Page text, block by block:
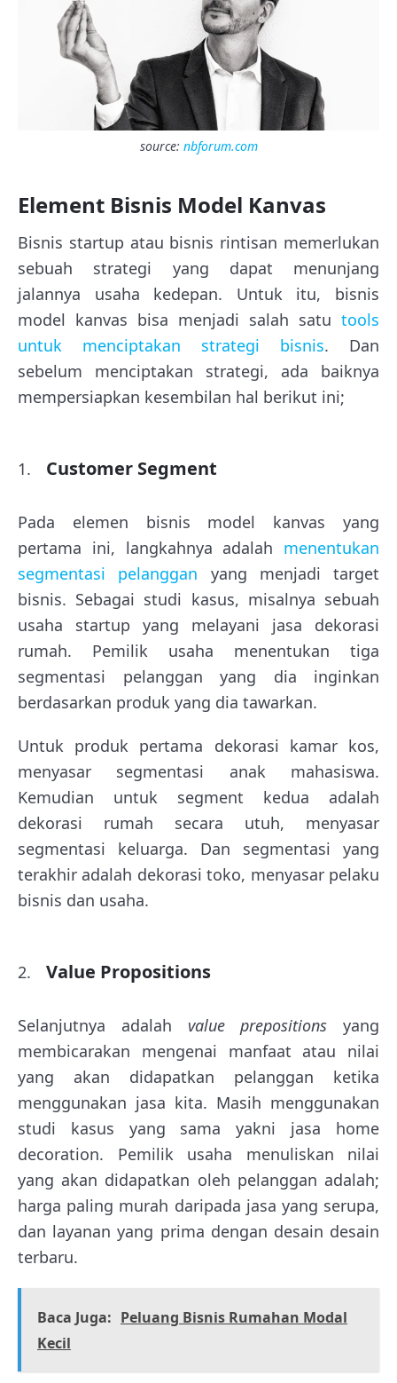
source: nbforum.com
Element Bisnis Model Kanvas
Bisnis startup atau bisnis rintisan memerlukan
sebuah strategi yang dapat menunjang
jalannya usaha kedepan. Untuk itu, bisnis
model kanvas bisa menjadi salah satu tools
untuk menciptakan strategi bisnis. Dan
sebelum menciptakan strategi, ada baiknya
mempersiapkan kesembilan hal berikut ini;
Customer Segment
Pada elemen bisnis model kanvas yang
pertama ini, langkahnya adalah menentukan
segmentasi pelanggan yang menjadi target
bisnis. Sebagai studi kasus, misalnya sebuah
usaha startup yang melayani jasa dekorasi
rumah. Pemilik usaha menentukan tiga
segmentasi pelanggan yang dia inginkan
berdasarkan produk yang dia tawarkan.
Untuk produk pertama dekorasi kamar kos,
menyasar segmentasi anak mahasiswa.
Kemudian untuk segment kedua adalah
dekorasi rumah secara utuh, menyasar
segmentasi keluarga. Dan segmentasi yang
terakhir adalah dekorasi toko, menyasar pelaku
bisnis dan usaha.
Value Propositions
Selanjutnya adalah value prepositions yang
membicarakan mengenai manfaat atau nilai
yang akan didapatkan pelanggan ketika
menggunakan jasa kita. Masih menggunakan
studi kasus yang sama yakni jasa home
decoration. Pemilik usaha menuliskan nilai
yang akan didapatkan oleh pelanggan adalah;
harga paling murah daripada jasa yang serupa,
dan layanan yang prima dengan desain desain
terbaru.
Baca Juga: Peluang Bisnis Rumahan Modal
Kecil